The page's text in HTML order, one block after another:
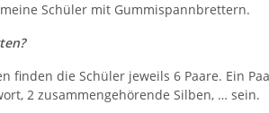
Schüler mit Gummispannbrettern.
finden die Schüler jeweils 6 Paare. Ein
2 zusammengehörende Silben, … sein.